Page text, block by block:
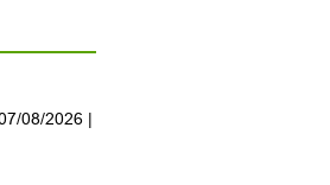
08/2026 |